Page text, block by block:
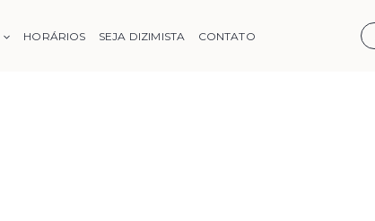
HORÁRIOS SEJA DIZIMISTA CONTATO